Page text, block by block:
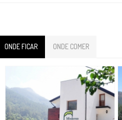
ONDE FICAR ONDE COMER